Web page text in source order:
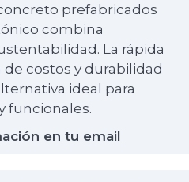
prefabricados
combina
La rápida
costos y durabilidad
ideal para
funcionales.
en tu email